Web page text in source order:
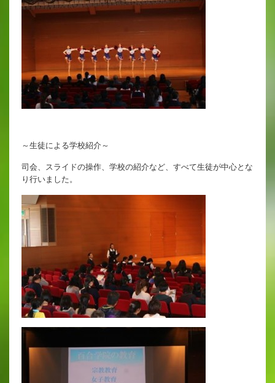
～生徒による学校紹介～
司会、スライドの操作、学校の紹介など、すべて生徒が中心とな
り行いました。
2027年度 入試について
出願時申請書類ダウンロード
帰国子女・転編入試験募集要項
入学金・学費
特待生・学費減免制度
推薦制度
進路指導